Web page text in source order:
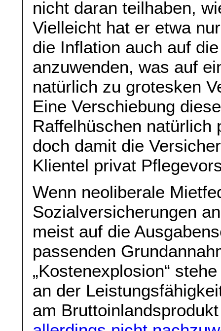
nicht daran teilhaben,
Vielleicht hat er etwa
die Inflation auch auf
anzuwenden, was auf
natürlich zu grotesken
Eine Verschiebung
Raffelhüschen natürlich
doch damit die
Klientel privat
Wenn neoliberale
Sozialversicherungen
meist auf die
passenden
„Kostenexplosion“
an der
am